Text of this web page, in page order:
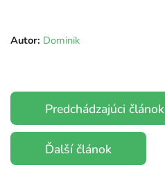
Autor: Dominik
Predchádzajúci článok
Ďalší článok